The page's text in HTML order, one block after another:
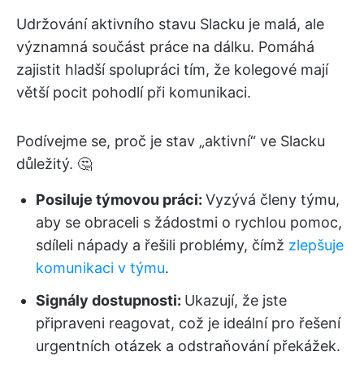
Udržování aktivního stavu Slacku je malá, ale
významná součást práce na dálku. Pomáhá
zajistit hladší spolupráci tím, že kolegové mají
větší pocit pohodlí při komunikaci.
Podívejme se, proč je stav „aktivní“ ve Slacku
důležitý. 🤔
Posiluje týmovou práci: Vyzývá členy týmu,
aby se obraceli s žádostmi o rychlou pomoc,
sdíleli nápady a řešili problémy, čímž zlepšuje
komunikaci v týmu.
Signály dostupnosti: Ukazují, že jste
připraveni reagovat, což je ideální pro řešení
urgentních otázek a odstraňování překážek.